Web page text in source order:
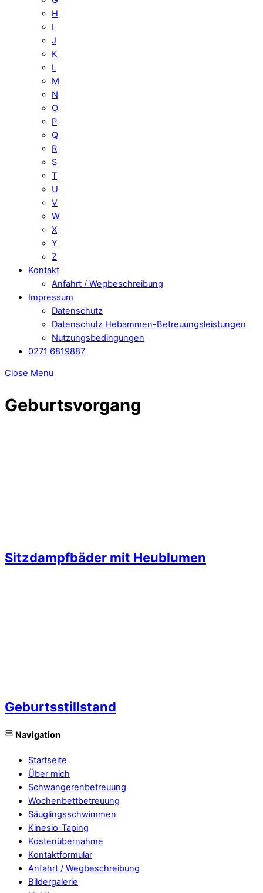
H
I
J
K
L
M
N
O
P
Q
R
S
T
U
V
W
X
Y
Z
Kontakt
Anfahrt / Wegbeschreibung
Impressum
Datenschutz
Datenschutz Hebammen-Betreuungsleistungen
Nutzungsbedingungen
0271 6819887
Close Menu
Geburtsvorgang
Sitzdampfbäder mit Heublumen
Geburtsstillstand
Navigation
Startseite
Über mich
Schwangerenbetreuung
Wochenbettbetreuung
Säuglingsschwimmen
Kinesio-Taping
Kostenübernahme
Kontaktformular
Anfahrt / Wegbeschreibung
Bildergalerie